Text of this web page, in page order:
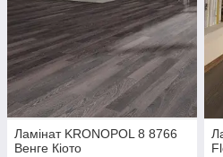
Ламінат KRONOPOL 8 8766
Венге Кіото